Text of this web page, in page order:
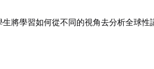
將學習如何從不同的視角去分析全球性